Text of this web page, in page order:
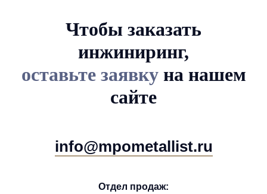
Чтобы заказать
инжиниринг,
оставьте заявкуна нашем
сайте
info@mpometallist.ru
Отдел продаж: